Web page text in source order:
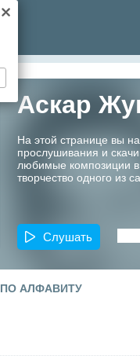
Аскар
На этой странице вы
прослушивания и
любимые композиции в
творчество одного из
Слушать
ПО АЛФАВИТУ